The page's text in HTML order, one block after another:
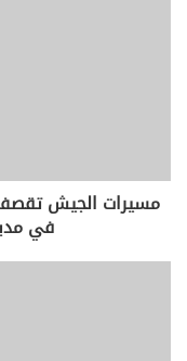
مسيرات الجيش تقصف
في